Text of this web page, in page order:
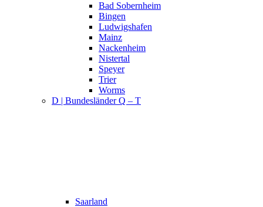
Bad Sobernheim
Bingen
Ludwigshafen
Mainz
Nackenheim
Nistertal
Speyer
Trier
Worms
D | Bundesländer Q – T
Saarland